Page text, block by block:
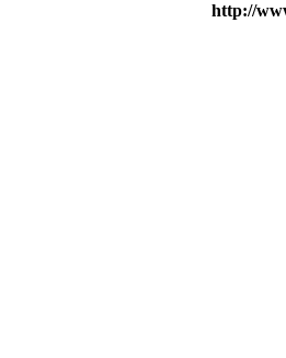
http://